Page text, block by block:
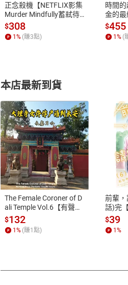
付款方式
ATM轉帳、信用卡、LINE PAY
正念殺機【NETFLIX影集
Murder Mindfully蓄弒待
發】【電子書】
$308
1 % (賺3點)
時間
金的最
$455
1 % (
本店最新到貨
The Female Coroner of D
ali Temple Vol.6【有聲
書】
$132
1% (賺1點)
前輩
話)完
$39
1%